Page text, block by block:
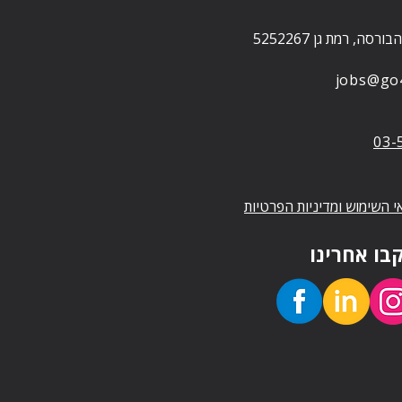
03-
השימוש ומדיניות הפרטיות
אחרינו